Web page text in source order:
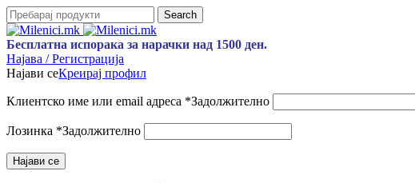
Search
Бесплатна испорака за нарачки над 1500 ден.
Најава / Регистрација
Најави сеКреирај профил
Клиентско име или email адреса *Задолжително
Лозинка *Задолжително
Најави се